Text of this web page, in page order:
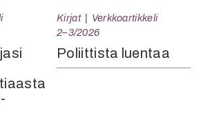
Kirjat
Verkkoartikkeli
2–3/2026
Poliittista luentaa